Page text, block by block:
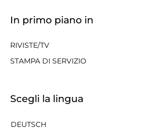
In primo piano in
RIVISTE/TV
STAMPA DI SERVIZIO
Scegli la lingua
DEUTSCH